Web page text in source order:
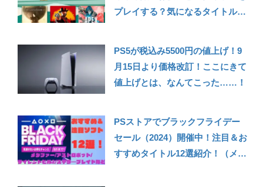
プレイする？気になるタイトル・
PS5が税込み5500円の値上げ！9
月15日より価格改訂！ここにきて
値上げとは、なんてこった……！
PSストアでブラックフライデー
セール（2024）開催中！注目＆お
すすめタイトル12選紹介！（メタ